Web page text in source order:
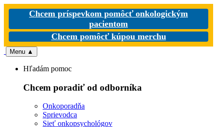
Chcem príspevkom pomôcť onkologickým
pacientom
Chcem pomôcť kúpou merchu
Menu ▲
Hľadám pomoc
Chcem poradiť od odborníka
Onkoporadňa
Sprievodca
Sieť onkopsychológov